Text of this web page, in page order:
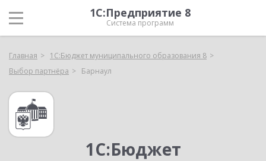
1С:Предприятие 8
Система программ
Главная
1С:Бюджет муниципального образования 8
Выбор партнёра
Барнаул
1С:Бюджет